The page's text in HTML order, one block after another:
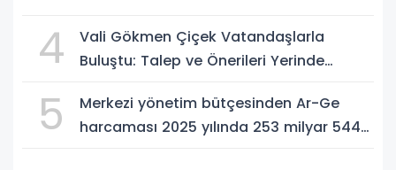
4
Vali Gökmen Çiçek Vatandaşlarla
Buluştu: Talep ve Önerileri Yerinde
5
Merkezi yönetim bütçesinden Ar-Ge
harcaması 2025 yılında 253 milyar 544